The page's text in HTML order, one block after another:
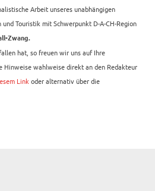
Arbeit unseres unabhängigen
Touristik mit Schwerpunkt D-A-CH-Region
Zwang.
hat, so freuen wir uns auf Ihre
wahlweise direkt an den Redakteur
Link oder alternativ über die